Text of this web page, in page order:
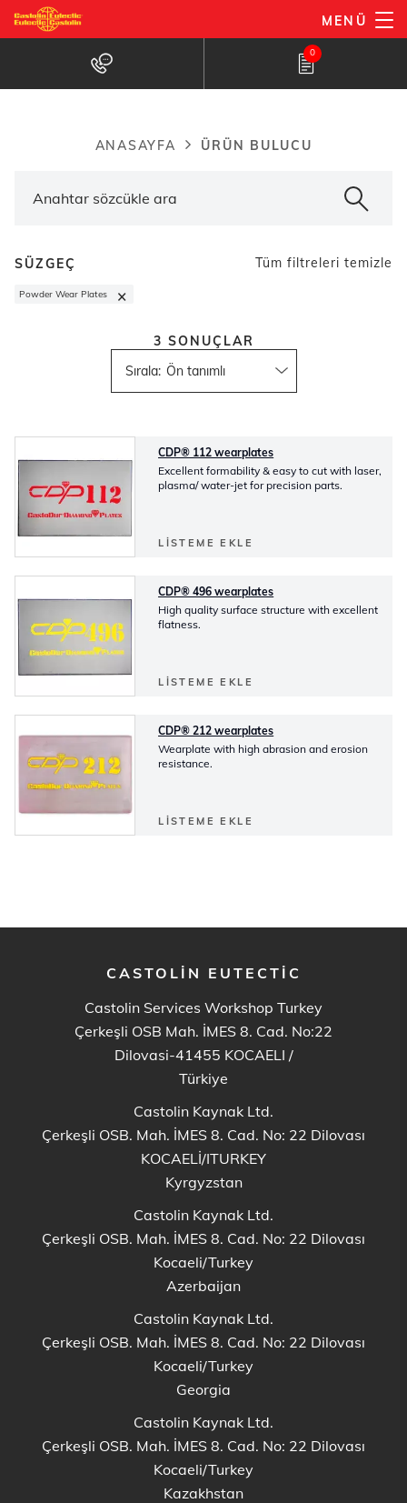
Ana
içeriğe
MENÜ
Ürün bulucu 0
ANASAYFA ÜRÜN BULUCU
SÜZGEÇ Tüm filtreleri temizle
Powder Wear Plates ×
Sırala:
3 SONUÇLAR
CDP® 112 wearplates
Excellent formability & easy to cut with laser,
plasma/ water-jet for precision parts.
LISTEME EKLE
CDP® 496 wearplates
High quality surface structure with excellent
flatness.
LISTEME EKLE
CDP® 212 wearplates
Wearplate with high abrasion and erosion
resistance.
LISTEME EKLE
CASTOLIN EUTECTIC
Castolin Services Workshop Turkey
Çerkeşli OSB Mah. İMES 8. Cad. No:22
Dilovasi-41455 KOCAELI /
Türkiye
Castolin Kaynak Ltd.
Çerkeşli OSB. Mah. İMES 8. Cad. No: 22 Dilovası
KOCAELİ/ITURKEY
Kyrgyzstan
Castolin Kaynak Ltd.
Çerkeşli OSB. Mah. İMES 8. Cad. No: 22 Dilovası
Kocaeli/Turkey
Azerbaijan
Castolin Kaynak Ltd.
Çerkeşli OSB. Mah. İMES 8. Cad. No: 22 Dilovası
Kocaeli/Turkey
Georgia
Castolin Kaynak Ltd.
Çerkeşli OSB. Mah. İMES 8. Cad. No: 22 Dilovası
Kocaeli/Turkey
Kazakhstan